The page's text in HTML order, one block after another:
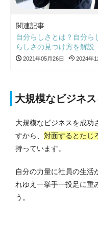
関連記事
自分らしさとは？自分ら
らしさの見つけ方を解説
2021年05月26日 2024年
大規模なビジネ
大規模なビジネスを成功
すから、 対面するとたじ
持っています。
自分の力量に社員の生活
れゆえ一挙手一投足に重
う。